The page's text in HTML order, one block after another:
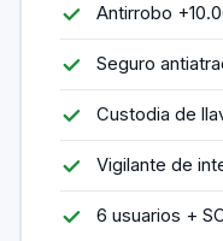
Antirrobo
Seguro
Custodia de
Vigilante de
6 usuarios +